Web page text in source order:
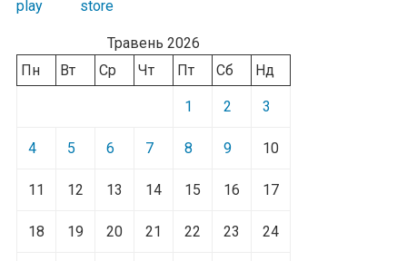
Травень 2026
Пн
Вт Ср Чт Пт Сб Нд
1 2 3
4 5 6 7 8 9 10
11 12 13 14 15 16 17
18 19 20 21 22 23 24